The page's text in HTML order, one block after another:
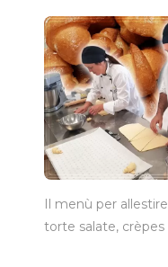
Il menù per
torte salate, crèpes